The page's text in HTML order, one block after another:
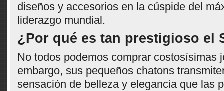
diseños y accesorios en la cúspide del
liderazgo mundial.
¿Por qué es tan prestigioso el
No todos podemos comprar costosísimas
embargo, sus pequeños chatons
sensación de belleza y elegancia que las